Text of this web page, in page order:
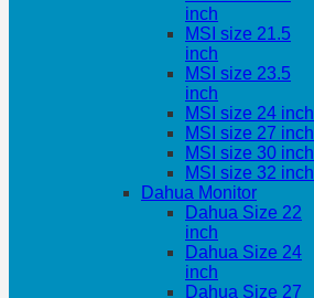
inch
MSI size 21.5
inch
MSI size 23.5
inch
MSI size 24 inch
MSI size 27 inch
MSI size 30 inch
MSI size 32 inch
Dahua Monitor
Dahua Size 22
inch
Dahua Size 24
inch
Dahua Size 27